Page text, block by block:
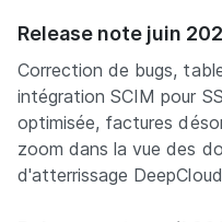
Release note juin
Correction de bugs,
intégration SCIM pour
optimisée, factures
zoom dans la vue des
d'atterrissage